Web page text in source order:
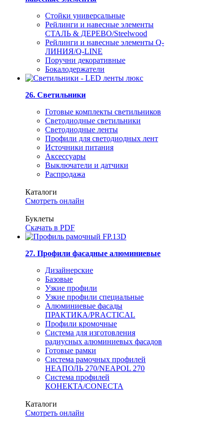
Стойки универсальные
Рейлинги и навесные элементы
СТАЛЬ & ДЕРЕВО/Steelwood
Рейлинги и навесные элементы Q-
ЛИНИЯ/Q-LINE
Поручни декоративные
Бокалодержатели
26. Светильники
Готовые комплекты светильников
Светодиодные светильники
Светодиодные ленты
Профили для светодиодных лент
Источники питания
Аксессуары
Выключатели и датчики
Распродажа
Каталоги
Смотреть онлайн
Буклеты
Скачать в PDF
27. Профили фасадные алюминиевые
Дизайнерские
Базовые
Узкие профили
Узкие профили специальные
Алюминиевые фасады
ПРАКТИКА/PRACTICAL
Профили кромочные
Система для изготовления
радиусных алюминиевых фасадов
Готовые рамки
Система рамочных профилей
НЕАПОЛЬ 270/NEAPOL 270
Система профилей
КОНЕКТА/CONECTA
Каталоги
Смотреть онлайн